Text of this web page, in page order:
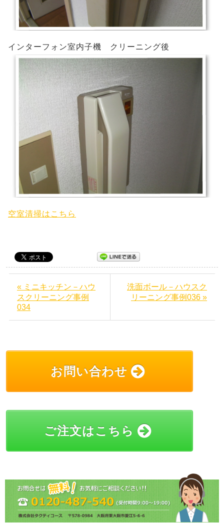
インターフォン室内子機 クリーニング後
空室清掃はこちら
« ミニキッチン－ハウ
スクリーニング事例
034
洗面ボール－ハウスク
リーニング事例036 »
お問い合わせ
ご注文はこちら